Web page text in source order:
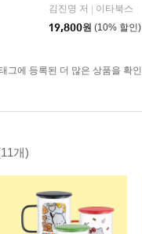
김진명 저
이타북스
19,800원 (10% 할인)
그에 등록된 더 많은 상품을 확
개)